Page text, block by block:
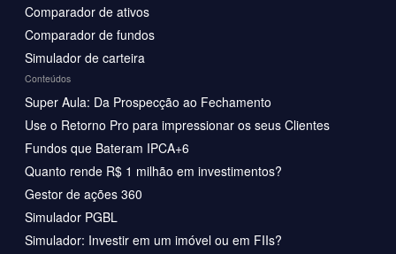
Comparador de ativos
Comparador de fundos
Simulador de carteira
Conteúdos
Super Aula: Da Prospecção ao Fechamento
Use o Retorno Pro para impressionar os seus Clientes
Fundos que Bateram IPCA+6
Quanto rende R$ 1 milhão em investimentos?
Gestor de ações 360
Simulador PGBL
Simulador: Investir em um imóvel ou em FIIs?